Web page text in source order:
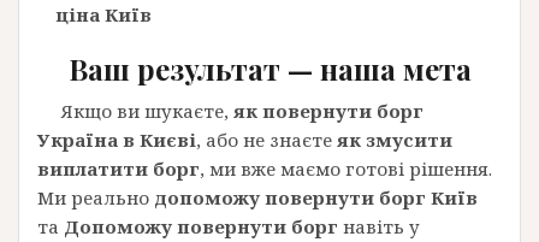
ціна Київ
Ваш результат — наша мета
Якщо ви шукаєте, як повернути борг
Україна в Києві, або не знаєте як змусити
виплатити борг, ми вже маємо готові рішення.
Ми реально допоможу повернути борг Київ
та Допоможу повернути борг навіть у